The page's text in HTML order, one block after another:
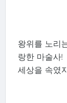
왕위를 노리
랑한 마술사!
세상을 속였